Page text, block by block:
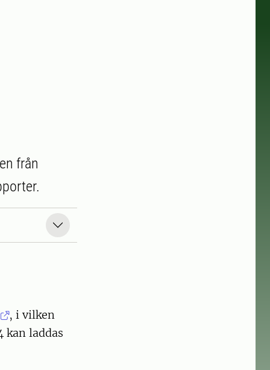
från
, i vilken
laddas